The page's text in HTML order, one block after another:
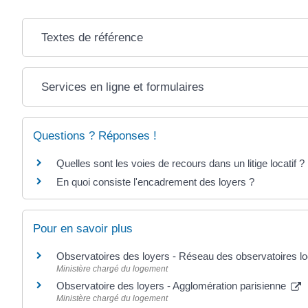
Textes de référence
Services en ligne et formulaires
Questions ? Réponses !
Quelles sont les voies de recours dans un litige locatif ?
En quoi consiste l'encadrement des loyers ?
Pour en savoir plus
Observatoires des loyers - Réseau des observatoires
Ministère chargé du logement
Observatoire des loyers - Agglomération parisienne
Ministère chargé du logement